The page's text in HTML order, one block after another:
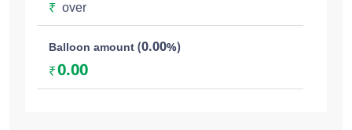
₹ over
Balloon amount (0.00%)
₹0.00